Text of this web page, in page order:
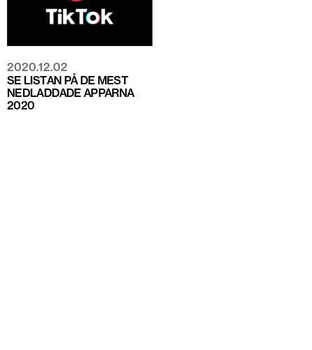
2020.12.02
SE LISTAN PÅ DE MEST
NEDLADDADE APPARNA
2020